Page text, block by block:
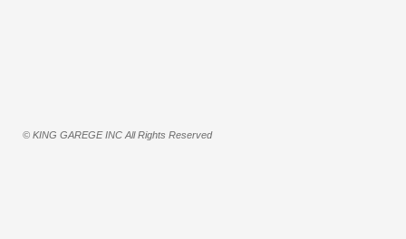
© KING GAREGE INC All Rights Reserved